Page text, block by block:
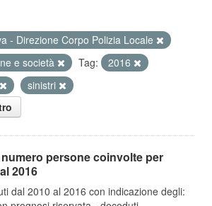
- Direzione Corpo Polizia Locale
e società Tag:
2016
sinistri
persone coinvolte per
2016
dal 2010 al 2016 con indicazione degli: